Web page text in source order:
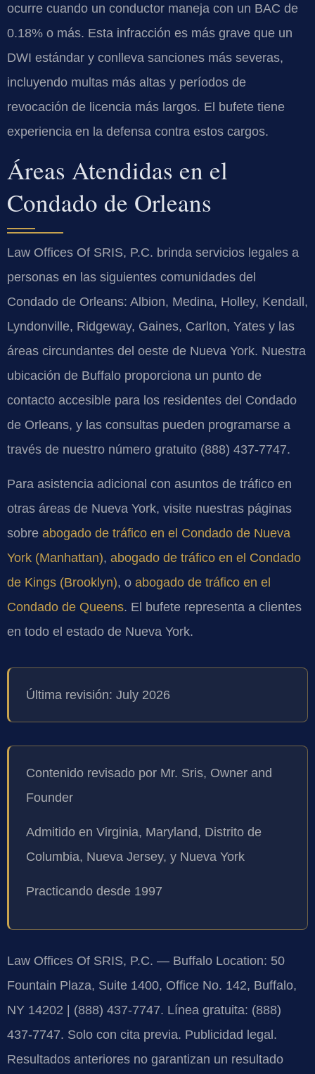
ocurre cuando un conductor maneja con un BAC de
0.18% o más. Esta infracción es más grave que un
DWI estándar y conlleva sanciones más severas,
incluyendo multas más altas y períodos de
revocación de licencia más largos. El bufete tiene
experiencia en la defensa contra estos cargos.
Áreas Atendidas en el
Condado de Orleans
Law Offices Of SRIS, P.C. brinda servicios legales a
personas en las siguientes comunidades del
Condado de Orleans: Albion, Medina, Holley, Kendall,
Lyndonville, Ridgeway, Gaines, Carlton, Yates y las
áreas circundantes del oeste de Nueva York. Nuestra
ubicación de Buffalo proporciona un punto de
contacto accesible para los residentes del Condado
de Orleans, y las consultas pueden programarse a
través de nuestro número gratuito (888) 437-7747.
Para asistencia adicional con asuntos de tráfico en
otras áreas de Nueva York, visite nuestras páginas
sobre abogado de tráfico en el Condado de Nueva
York (Manhattan), abogado de tráfico en el Condado
de Kings (Brooklyn), o abogado de tráfico en el
Condado de Queens. El bufete representa a clientes
en todo el estado de Nueva York.
Última revisión: July 2026
Contenido revisado por Mr. Sris, Owner and
Founder
Admitido en Virginia, Maryland, Distrito de
Columbia, Nueva Jersey, y Nueva York
Practicando desde 1997
Law Offices Of SRIS, P.C. — Buffalo Location: 50
Fountain Plaza, Suite 1400, Office No. 142, Buffalo,
NY 14202 | (888) 437-7747. Línea gratuita: (888)
437-7747. Solo con cita previa. Publicidad legal.
Resultados anteriores no garantizan un resultado